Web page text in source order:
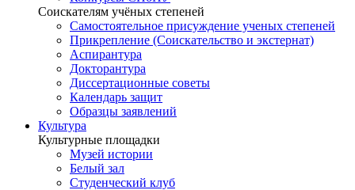
Соискателям учёных степеней
Самостоятельное присуждение ученых степеней
Прикрепление (Соискательство и экстернат)
Аспирантура
Докторантура
Диссертационные советы
Календарь защит
Образцы заявлений
Культура
Культурные площадки
Музей истории
Белый зал
Студенческий клуб